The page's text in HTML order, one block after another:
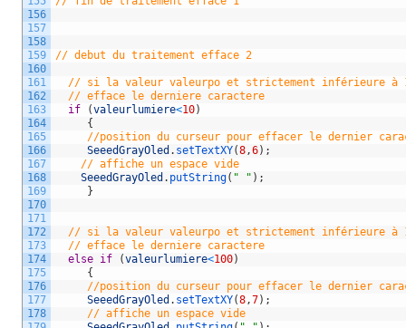
156
157
158
159
160
161
162
163
164
165
166
167
168
169
170
171
172
173
174
175
176
177
178
// debut du traitement efface 2
// si la valeur valeurpo et strictement inférieure à
// efface le derniere caractere
if
(valeurlumiere<10)
{
//position du curseur pour effacer le dernier
SeeedGrayOled . setTextXY(8 ,6) ;
// affiche un espace vide
SeeedGrayOled . putString( " " ) ;
}
// si la valeur valeurpo et strictement inférieure à
// efface le derniere caractere
else if (valeurlumiere<100)
{
//position du curseur pour effacer le dernier
SeeedGrayOled . setTextXY(8 ,7) ;
// affiche un espace vide